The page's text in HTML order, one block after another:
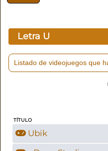
Letra U
Listado de videojuegos que
TÍTULO
Ubik